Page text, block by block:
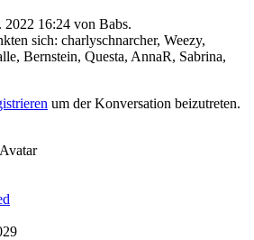
2022 16:24 von Babs.
sich: charlyschnarcher, Weezy,
, Bernstein, Questa, AnnaR, Sabrina,
um der Konversation beizutreten.